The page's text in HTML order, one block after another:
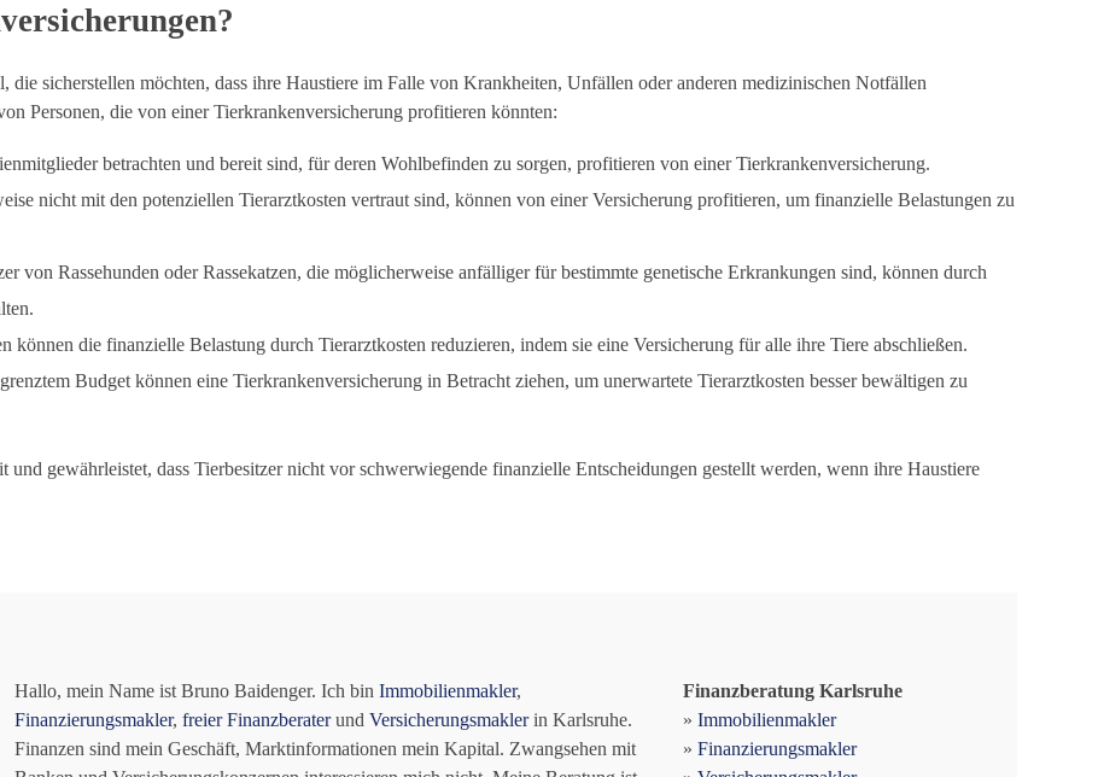
sicherstellen möchten, dass ihre Haustiere im Falle von Krankheiten, Unfällen oder anderen medizinischen Notfällen
Personen, die von einer Tierkrankenversicherung profitieren könnten:
betrachten und bereit sind, für deren Wohlbefinden zu sorgen, profitieren von einer Tierkrankenversicherung.
nicht mit den potenziellen Tierarztkosten vertraut sind, können von einer Versicherung profitieren, um finanzielle Belastungen zu
von Rassehunden oder Rassekatzen, die möglicherweise anfälliger für bestimmte genetische Erkrankungen sind, können durch
können die finanzielle Belastung durch Tierarztkosten reduzieren, indem sie eine Versicherung für alle ihre Tiere abschließen.
Budget können eine Tierkrankenversicherung in Betracht ziehen, um unerwartete Tierarztkosten besser bewältigen zu
gewährleistet, dass Tierbesitzer nicht vor schwerwiegende finanzielle Entscheidungen gestellt werden, wenn ihre Haustiere
Hallo, mein Name ist Bruno Baidenger. Ich bin Immobilienmakler,
Finanzierungsmakler, freier Finanzberaterund Versicherungsmaklerin Karlsruhe.
Finanzen sind mein Geschäft, Marktinformationen mein Kapital. Zwangsehen mit
Finanzberatung Karlsruhe
» Immobilienmakler
» Finanzierungsmakler